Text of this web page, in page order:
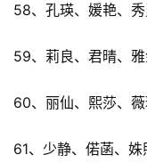
58、孔瑛、媛艳、
59、莉良、君晴、
60、丽仙、熙莎、
61、少静、偌菡、